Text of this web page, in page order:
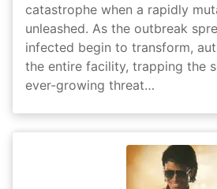
catastrophe when a rapidly
unleashed. As the outbreak
infected begin to transform,
the entire facility, trapping the
ever-growing threat…